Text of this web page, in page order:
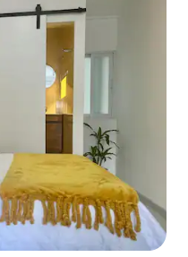
huéspedes